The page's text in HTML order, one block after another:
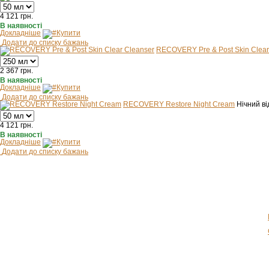
4 121 грн.
В наявності
Докладніше
Купити
Додати до списку бажань
RECOVERY Pre & Post Skin
2 367 грн.
В наявності
Докладніше
Купити
Додати до списку бажань
RECOVERY Restore Night Cream Нічний
4 121 грн.
В наявності
Докладніше
Купити
Додати до списку бажань